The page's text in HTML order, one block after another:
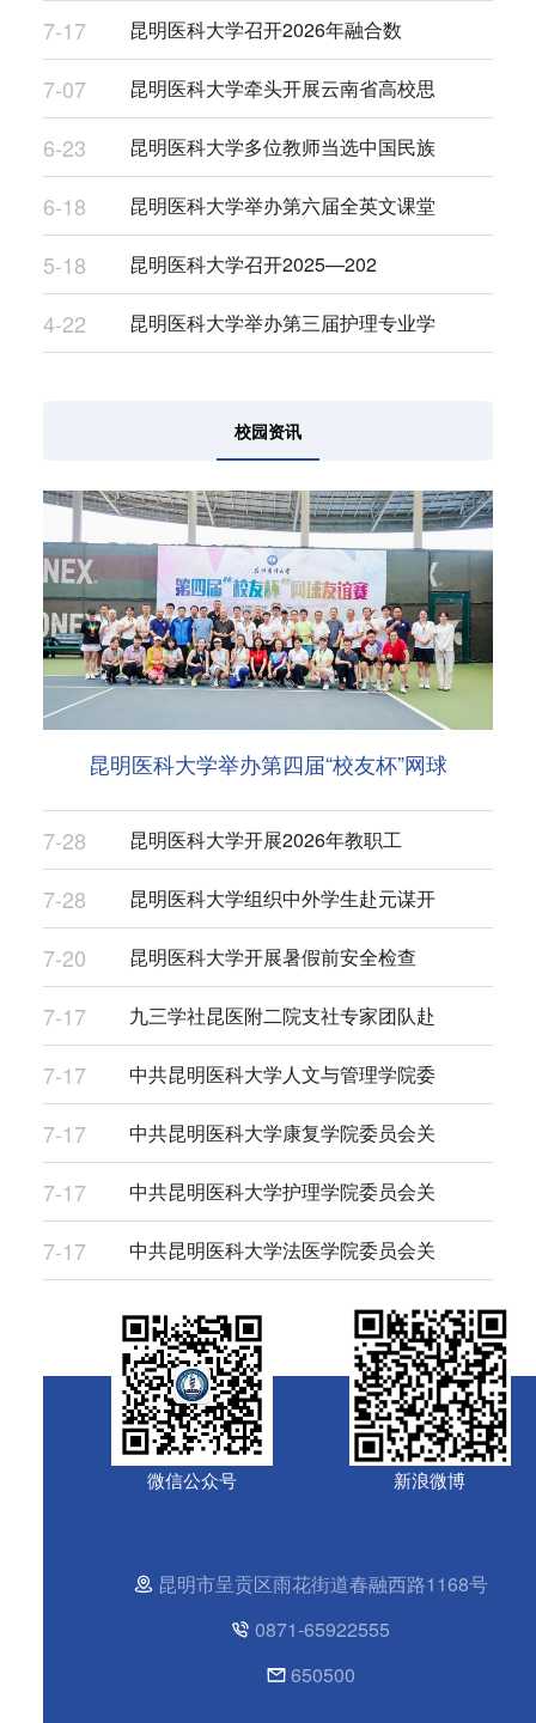
7-17 昆明医科大学召开2026年融合数
7-07 昆明医科大学牵头开展云南省高校思
6-23 昆明医科大学多位教师当选中国民族
6-18 昆明医科大学举办第六届全英文课堂
5-18 昆明医科大学召开2025—202
4-22 昆明医科大学举办第三届护理专业学
校园资讯
昆明医科大学举办第四届“校友杯”网球
7-28 昆明医科大学开展2026年教职工
7-28 昆明医科大学组织中外学生赴元谋开
7-20 昆明医科大学开展暑假前安全检查
7-17 九三学社昆医附二院支社专家团队赴
7-17 中共昆明医科大学人文与管理学院委
7-17 中共昆明医科大学康复学院委员会关
7-17 中共昆明医科大学护理学院委员会关
7-17 中共昆明医科大学法医学院委员会关
微信公众号 新浪微博
昆明市呈贡区雨花街道春融西路1168号
0871-65922555
650500